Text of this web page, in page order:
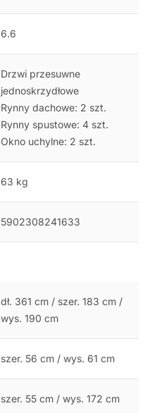
6.6
Drzwi przesuwne
jednoskrzydłowe
Rynny dachowe: 2 szt.
Rynny spustowe: 4 szt.
Okno uchylne: 2 szt.
63 kg
5902308241633
dł. 361 cm / szer. 183 cm /
wys. 190 cm
szer. 56 cm / wys. 61 cm
szer. 55 cm / wys. 172 cm